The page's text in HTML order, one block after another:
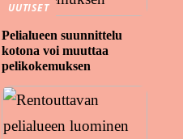
UUTISET
Pelialueen suunnittelu
kotona voi muuttaa
pelikokemuksen